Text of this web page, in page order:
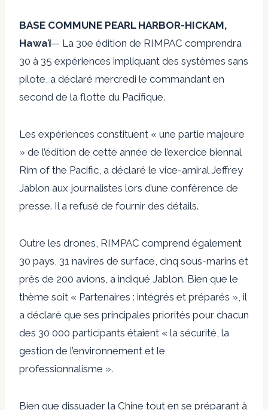
BASE COMMUNE PEARL HARBOR-HICKAM,
Hawaï— La 30e édition de RIMPAC comprendra
30 à 35 expériences impliquant des systèmes sans
pilote, a déclaré mercredi le commandant en
second de la flotte du Pacifique.
Les expériences constituent « une partie majeure
» de l’édition de cette année de l’exercice biennal
Rim of the Pacific, a déclaré le vice-amiral Jeffrey
Jablon aux journalistes lors d’une conférence de
presse. Il a refusé de fournir des détails.
Outre les drones, RIMPAC comprend également
30 pays, 31 navires de surface, cinq sous-marins et
près de 200 avions, a indiqué Jablon. Bien que le
thème soit « Partenaires : intégrés et préparés », il
a déclaré que ses principales priorités pour chacun
des 30 000 participants étaient « la sécurité, la
gestion de l’environnement et le
professionnalisme ».
Bien que dissuader la Chine tout en se préparant à